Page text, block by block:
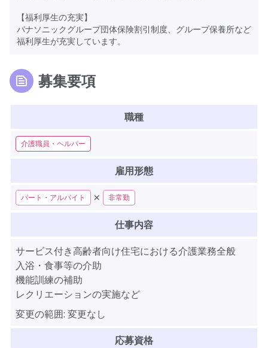
【福利厚生の充実】
パナソニックグループ団体保険割引制度、グループ保養所など
福利厚生が充実しています。
募集要項
職種
介護職員・ヘルパー
雇用形態
パート・アルバイト ✕ 非常勤
仕事内容
サービス付き高齢者向け住宅における介護業務全般
入浴・食事等の介助
機能訓練の補助
レクリエーションの実施など
変更の範囲: 変更なし
応募資格